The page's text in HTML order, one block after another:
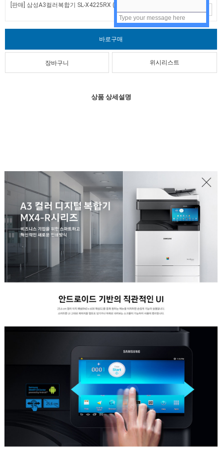
[판매] 삼성A3컬러복합기 SL-X4225RX (+0원)
위시리스트
상품 상세설명